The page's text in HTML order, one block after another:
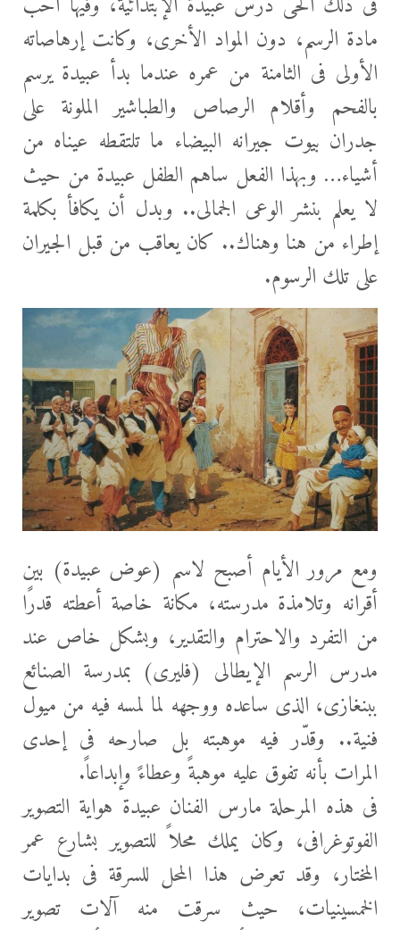
مادة الرسم، دون المواد الأخرى، وكانت إرهاصاته
الأولى فى الثامنة من عمره عندما بدأ عبيدة يرسم
بالفحم وأقلام الرصاص والطباشير الملونة على
جدران بيوت جيرانه البيضاء ما تلتقطه عيناه من
أشياء… وبهذا الفعل ساهم الطفل عبيدة من حيث
لا يعلم بنشر الوعى الجمالى.. وبدل أن يكافأ بكلمة
إطراء من هنا وهناك.. كان يعاقب من قبل الجيران
على تلك الرسوم.
ومع مرور الأيام أصبح لاسم (عوض عبيدة) بين
أقرانه وتلامذة مدرسته، مكانة خاصة أعطته قدرًا
من التفرد والاحترام والتقدير، وبشكل خاص عند
مدرس الرسم الإيطالى (فليرى) بمدرسة الصنائع
ببنغازى، الذى ساعده ووجهه لما لمسه فيه من ميول
فنية.. وقدّر فيه موهبته بل صارحه فى إحدى
المرات بأنه تفوق عليه موهبةً وعطاءً وإبداعاً.
فى هذه المرحلة مارس الفنان عبيدة هواية التصوير
الفوتوغرافى، وكان يملك محلاً للتصوير بشارع عمر
المختار، وقد تعرض هذا المحل للسرقة فى بدايات
الخمسينيات، حيث سرقت منه آلات تصوير